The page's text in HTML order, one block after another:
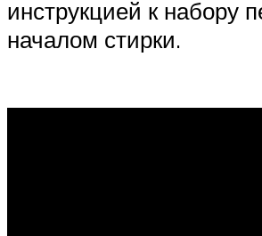
инструкцией к набору
началом стирки.